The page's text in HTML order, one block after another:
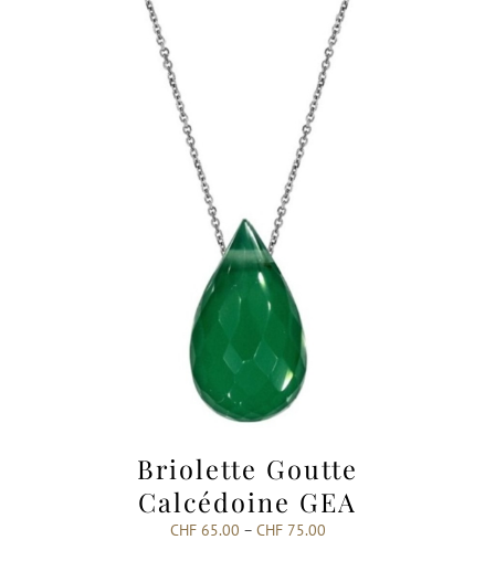
Briolette Goutte
Calcédoine GEA
CHF65.00 – CHF75.00